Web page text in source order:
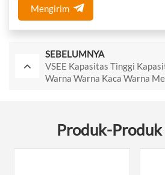
Mengirim
SEBELUMNYA
VSEE Kapasitas Tinggi
Warna Warna Kaca Warna
Produk-